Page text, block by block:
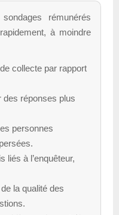
rémunérés
à moindre
collecte par rapport
des réponses plus
personnes
liés à l’enquêteur,
la qualité des